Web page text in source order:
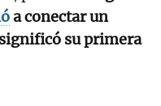
a conectar un
su primera